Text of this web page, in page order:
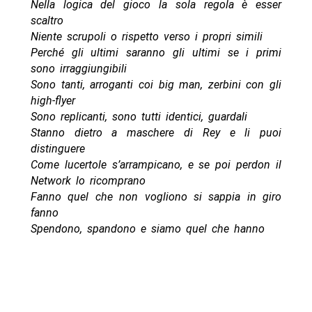
Nella logica del gioco la sola regola è esser
scaltro
Niente scrupoli o rispetto verso i propri simili
Perché gli ultimi saranno gli ultimi se i primi
sono irraggiungibili
Sono tanti, arroganti coi big man, zerbini con gli
high-flyer
Sono replicanti, sono tutti identici, guardali
Stanno dietro a maschere di Rey e li puoi
distinguere
Come lucertole s’arrampicano, e se poi perdon il
Network lo ricomprano
Fanno quel che non vogliono si sappia in giro
fanno
Spendono, spandono e siamo quel che hanno